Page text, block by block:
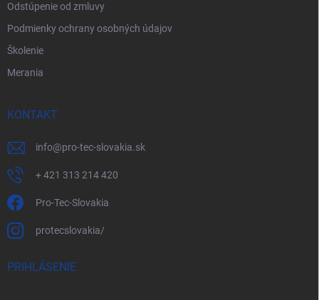
Odstúpenie od zmluvy
Podmienky ochrany osobných údajov
Školenie
Merania
KONTAKT
info@pro-tec-slovakia.sk
+ 421 313 214 420
Pro-Tec-Slovakia
protecslovakia/
PRIHLÁSENIE